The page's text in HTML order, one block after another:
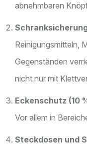
abnehmbaren
Reinigungsmitteln,
Gegenständen
nicht nur mit
Eckenschutz (10
Vor allem in
Steckdosen und